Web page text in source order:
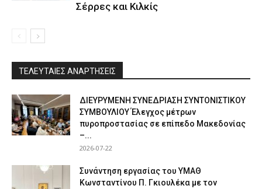
Σέρρες και Κιλκίς
ΤΕΛΕΥΤΑΙΕΣ ΑΝΑΡΤΗΣΕΙΣ
ΔΙΕΥΡΥΜΕΝΗ ΣΥΝΕΔΡΙΑΣΗ ΣΥΝΤΟΝΙΣΤΙΚΟΥ
ΣΥΜΒΟΥΛΙΟΥ Έλεγχος μέτρων
πυροπροστασίας σε επίπεδο Μακεδονίας
–...
2026-07-22
Συνάντηση εργασίας του ΥΜΑΘ
Κωνσταντίνου Π. Γκιουλέκα με τον